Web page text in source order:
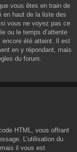
vous êtes en train de
en haut de la liste des
vous ne voyez pas ce
ou le temps d’attente
encore été atteint. Il est
en y répondant, mais
du forum.
HTML, vous offrant
L’utilisation du
il vous est